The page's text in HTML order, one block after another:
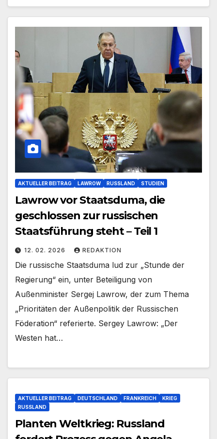
AKTUELLER BEITRAG LAWROW RUSSLAND STUDIEN
Lawrow vor Staatsduma, die
geschlossen zur russischen
Staatsführung steht – Teil 1
12. 02. 2026 REDAKTION
Die russische Staatsduma lud zur „Stunde der
Regierung“ ein, unter Beteiligung von
Außenminister Sergej Lawrow, der zum Thema
„Prioritäten der Außenpolitik der Russischen
Föderation“ referierte. Sergey Lawrow: „Der
Westen hat…
AKTUELLER BEITRAG DEUTSCHLAND FRANKREICH
KRIEG
RUSSLAND
Planten Weltkrieg: Russland